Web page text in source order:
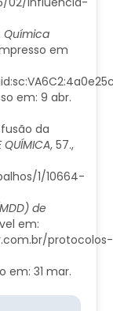
Química
em
em: 9 abr.
da
QUÍMICA, 57.,
1/10664-
de
em:
protocolos-
em: 31 mar.